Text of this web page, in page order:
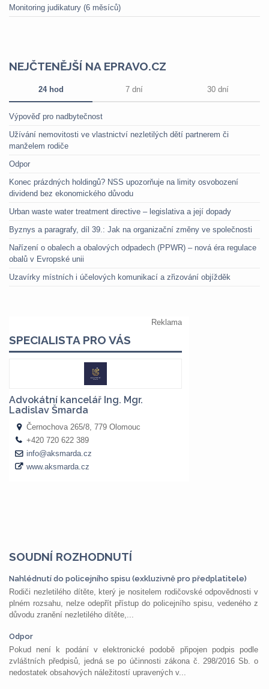
Monitoring judikatury (6 měsíců)
NEJČTENĚJŠÍ NA EPRAVO.CZ
24 hod 7 dní 30 dní
Výpověď pro nadbytečnost
Užívání nemovitosti ve vlastnictví nezletilých dětí partnerem či
manželem rodiče
Odpor
Konec prázdných holdingů? NSS upozorňuje na limity osvobození
dividend bez ekonomického důvodu
Urban waste water treatment directive – legislativa a její dopady
Byznys a paragrafy, díl 39.: Jak na organizační změny ve společnosti
Nařízení o obalech a obalových odpadech (PPWR) – nová éra regulace
obalů v Evropské unii
Uzavírky místních i účelových komunikací a zřizování objížděk
SOUDNÍ ROZHODNUTÍ
Nahlédnutí do policejního spisu (exkluzivně pro předplatitele)
Rodiči nezletilého dítěte, který je nositelem rodičovské odpovědnosti v
plném rozsahu, nelze odepřít přístup do policejního spisu, vedeného z
důvodu zranění nezletilého dítěte,...
Odpor
Pokud není k podání v elektronické podobě připojen podpis podle
zvláštních předpisů, jedná se po účinnosti zákona č. 298/2016 Sb. o
nedostatek obsahových náležitostí upravených v...